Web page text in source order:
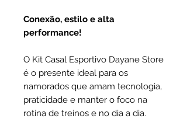
Conexão, estilo e alta
performance!
O Kit Casal Esportivo Dayane Store
é o presente ideal para os
namorados que amam tecnologia,
praticidade e manter o foco na
rotina de treinos e no dia a dia.